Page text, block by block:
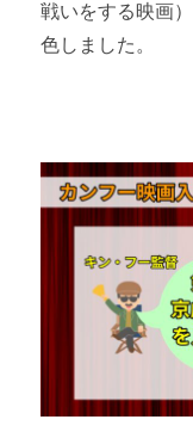
戦いをする映画
色しました。